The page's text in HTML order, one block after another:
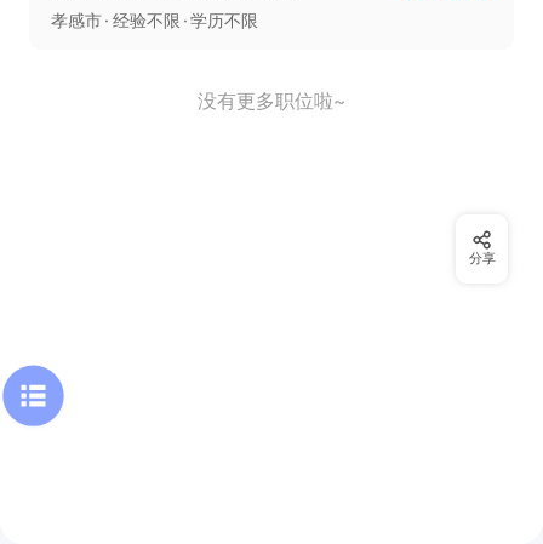
孝感市 经验不限 学历不限
没有更多职位啦~
分享